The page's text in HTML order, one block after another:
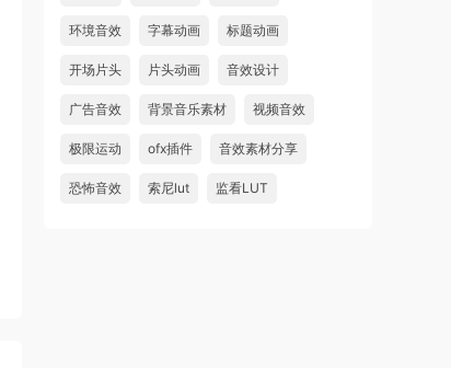
环境音效 字幕动画 标题动画
开场片头 片头动画 音效设计
广告音效 背景音乐素材 视频音效
极限运动 ofx插件 音效素材分享
恐怖音效 索尼lut 监看LUT